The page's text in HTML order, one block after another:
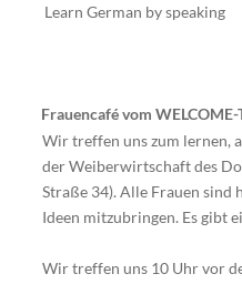
Learn German by speaking
Frauencafé vom
Wir treffen uns zum lernen,
der Weiberwirtschaft des
Straße 34). Alle Frauen sind
Ideen mitzubringen. Es gibt
Wir treffen uns 10 Uhr vor